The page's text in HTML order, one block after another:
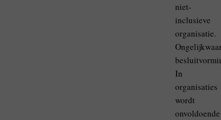
niet-
inclusieve
organisatie.
In
organisaties
wordt
onvoldoende